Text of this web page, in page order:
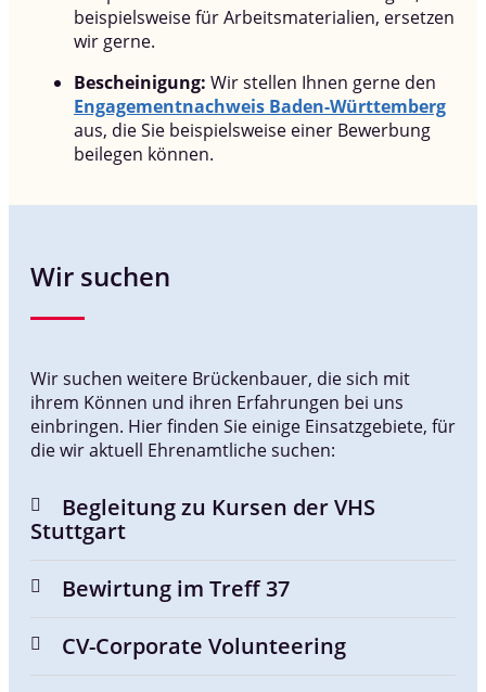
beispielsweise für Arbeitsmaterialien, ersetzen
wir gerne.
Bescheinigung: Wir stellen Ihnen gerne den
Engagementnachweis Baden-Württemberg
aus, die Sie beispielsweise einer Bewerbung
beilegen können.
Wir suchen
Wir suchen weitere Brückenbauer, die sich mit
ihrem Können und ihren Erfahrungen bei uns
einbringen. Hier finden Sie einige Einsatzgebiete, für
die wir aktuell Ehrenamtliche suchen:
Begleitung zu Kursen der VHS
Stuttgart
Bewirtung im Treff 37
CV-Corporate Volunteering